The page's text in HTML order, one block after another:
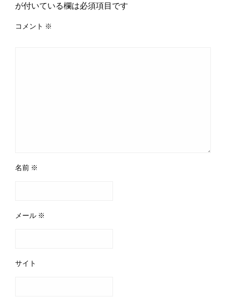
が付いている欄は必須項目です
コメント ※
名前 ※
メール ※
サイト